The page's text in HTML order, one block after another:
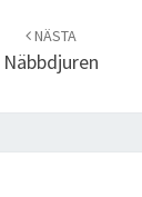
NÄSTA
Näbbdjuren